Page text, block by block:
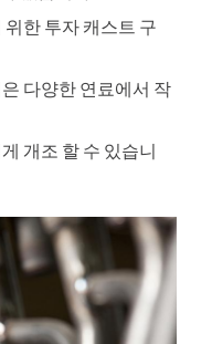
한 투자 캐스트 구
다양한 연료에서 작
개조 할 수 있습니